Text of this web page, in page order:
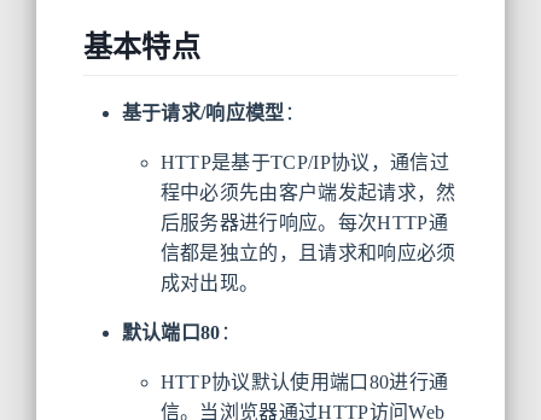
基本特点
基于请求/响应模型 ：
HTTP是基于TCP/IP协议，通信过
程中必须先由客户端发起请求，然
后服务器进行响应。每次HTTP通
信都是独立的，且请求和响应必须
成对出现。
默认端口80 ：
HTTP协议默认使用端口80进行通
信。当浏览器通过HTTP访问Web